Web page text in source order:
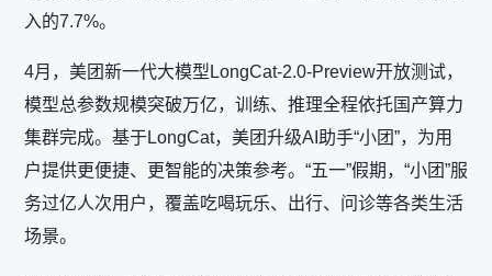
入的7.7%。
4月，美团新一代大模型LongCat-2.0-Preview开放测试，
模型总参数规模突破万亿，训练、推理全程依托国产算力
集群完成。基于LongCat，美团升级AI助手“小团”，为用
户提供更便捷、更智能的决策参考。“五一”假期，“小团”服
务过亿人次用户，覆盖吃喝玩乐、出行、问诊等各类生活
场景。